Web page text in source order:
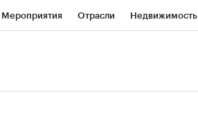
Мероприятия Отрасли Недвижимость